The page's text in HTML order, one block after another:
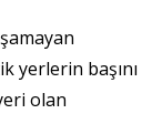
yerlerin başını
olan